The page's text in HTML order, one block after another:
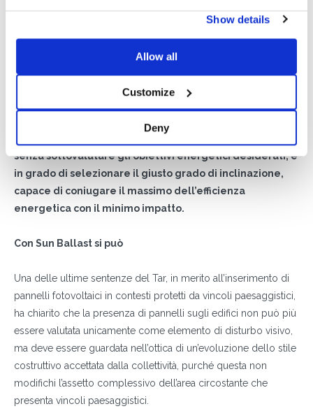
Show details
Allow all
Customize
Deny
Inoltre molto spesso in questo tipo di progetti è necessario
zavorre Sun Ballast
protetta tramite guaine in gomma che, oltre ad avere azione
senza sottovalutare gli obiettivi energetici desiderati, è
in grado di selezionare il giusto grado di inclinazione,
capace di coniugare il massimo dell’efficienza
energetica con il minimo impatto.
Con Sun Ballast si può
Una delle ultime sentenze del Tar, in merito all’inserimento di
pannelli fotovoltaici in contesti protetti da vincoli paesaggistici,
ha chiarito che la presenza di pannelli sugli edifici non può più
essere valutata unicamente come elemento di disturbo visivo,
ma deve essere guardata nell’ottica di un’evoluzione dello stile
costruttivo accettata dalla collettività, purché questa non
modifichi l’assetto complessivo dell’area circostante che
presenta vincoli paesaggistici.
DI COSA DI OCCUPI?*
Installatore